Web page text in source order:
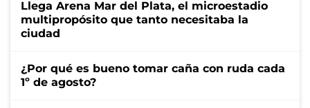
Llega Arena Mar del Plata, el microestadio
multipropósito que tanto necesitaba la
ciudad
¿Por qué es bueno tomar caña con ruda cada
1º de agosto?